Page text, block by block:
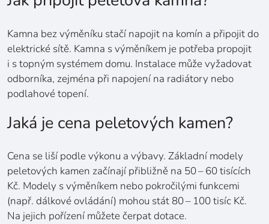
Kamna bez výměníku stačí napojit na komín a připojit do
elektrické sítě. Kamna s výměníkem je potřeba propojit
i s topným systémem domu. Instalace může vyžadovat
odborníka, zejména při napojení na radiátory nebo
podlahové topení.
Jaká je cena peletových kamen?
Cena se liší podle výkonu a výbavy. Základní modely
peletových kamen začínají přibližně na 50 – 60 tisících
Kč. Modely s výměníkem nebo pokročilými funkcemi
(např. dálkové ovládání) mohou stát 80 – 100 tisíc Kč.
Na jejich pořízení můžete čerpat dotace.